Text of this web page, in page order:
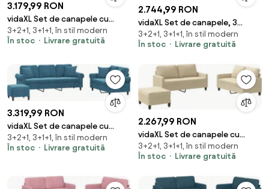
3.179,99 RON
vidaXL Set de canapele cu
perne, 3 piese, roz, catifea
3+2+1, 3+1+1, în stil modern
În stoc
Livrare gratuită
2.744,99 RON
vidaXL Set de canapele, 3
piese, gri închis, textil
3+2+1, 3+1+1, în stil modern
În stoc
Livrare gratuită
3.319,99 RON
vidaXL Set de canapele cu
perne, 3 piese, albastru,
catifea
3+2+1, 3+1+1, în stil modern
În stoc
Livrare gratuită
2.267,99 RON
vidaXL Set de canapele cu
perne, 3 piese, crem, textil
3+2+1, 3+1+1, în stil modern
În stoc
Livrare gratuită